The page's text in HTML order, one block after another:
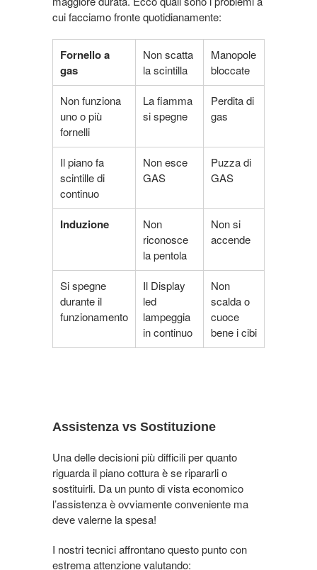
cui facciamo fronte quotidianamente:
Fornello a
gas
Non scatta
la scintilla
Manopole
bloccate
Non funziona
uno o più
fornelli
La fiamma
si spegne
Perdita di
gas
Il piano fa
scintille di
continuo
Non esce
GAS
Puzza di
GAS
Induzione
Non
riconosce
la pentola
Non si
accende
Si spegne
durante il
funzionamento
Il Display
led
lampeggia
in continuo
Non
scalda o
cuoce
bene i cibi
Assistenza vs Sostituzione
Una delle decisioni più difficili per quanto
riguarda il piano cottura è se ripararli o
sostituirli. Da un punto di vista economico
l’assistenza è ovviamente conveniente ma
deve valerne la spesa!
I nostri tecnici affrontano questo punto con
estrema attenzione valutando: